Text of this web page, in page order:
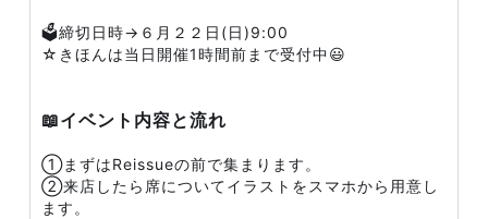
🗳️締切日時→６月２２日(日)9:00
☆きほんは当日開催1時間前まで受付中😃
📖イベント内容と流れ
①まずはReissueの前で集まります。
②来店したら席についてイラストをスマホから用意し
ます。